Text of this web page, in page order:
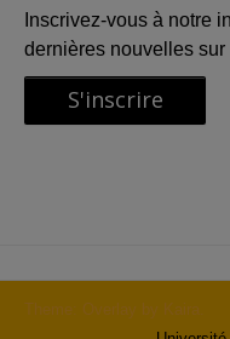
Inscrivez-vous à notre
dernières nouvelles sur